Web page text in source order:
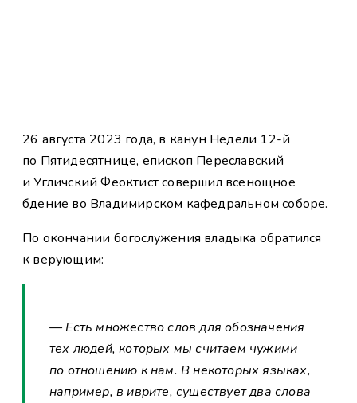
26 августа 2023 года, в канун Недели 12-й
по Пятидесятнице, епископ Переславский
и Угличский Феоктист совершил всенощное
бдение во Владимирском кафедральном соборе.
По окончании богослужения владыка обратился
к верующим:
— Есть множество слов для обозначения
тех людей, которых мы считаем чужими
по отношению к нам. В некоторых языках,
например, в иврите, существует два слова